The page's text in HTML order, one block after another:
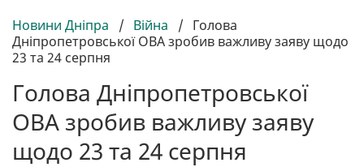
Новини Дніпра / Війна / Голова
Дніпропетровської ОВА зробив важливу заяву щодо
23 та 24 серпня
Голова Дніпропетровської
ОВА зробив важливу заяву
щодо 23 та 24 серпня